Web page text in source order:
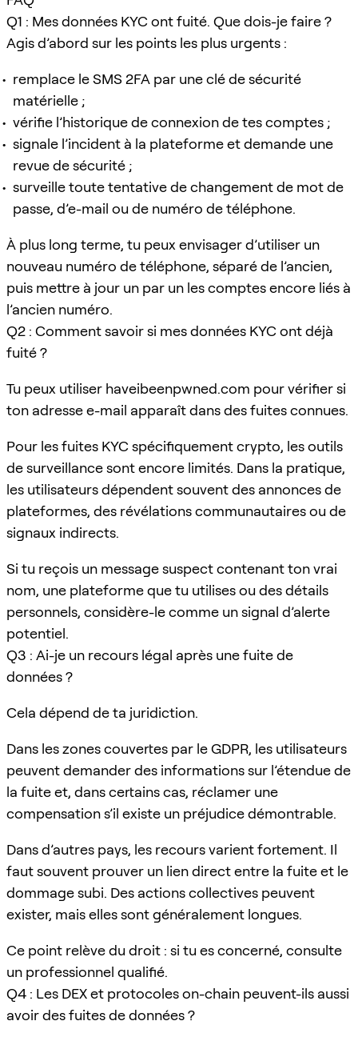
Q1 : Mes données KYC ont fuité. Que dois-je faire ?
Agis d’abord sur les points les plus urgents :
remplace le SMS 2FA par une clé de sécurité
matérielle ;
vérifie l’historique de connexion de tes comptes ;
signale l’incident à la plateforme et demande une
revue de sécurité ;
surveille toute tentative de changement de mot de
passe, d’e-mail ou de numéro de téléphone.
À plus long terme, tu peux envisager d’utiliser un
nouveau numéro de téléphone, séparé de l’ancien,
puis mettre à jour un par un les comptes encore liés à
l’ancien numéro.
Q2 : Comment savoir si mes données KYC ont déjà
fuité ?
Tu peux utiliser haveibeenpwned.com pour vérifier si
ton adresse e-mail apparaît dans des fuites connues.
Pour les fuites KYC spécifiquement crypto, les outils
de surveillance sont encore limités. Dans la pratique,
les utilisateurs dépendent souvent des annonces de
plateformes, des révélations communautaires ou de
signaux indirects.
Si tu reçois un message suspect contenant ton vrai
nom, une plateforme que tu utilises ou des détails
personnels, considère-le comme un signal d’alerte
potentiel.
Q3 : Ai-je un recours légal après une fuite de
données ?
Cela dépend de ta juridiction.
Dans les zones couvertes par le GDPR, les utilisateurs
peuvent demander des informations sur l’étendue de
la fuite et, dans certains cas, réclamer une
compensation s’il existe un préjudice démontrable.
Dans d’autres pays, les recours varient fortement. Il
faut souvent prouver un lien direct entre la fuite et le
dommage subi. Des actions collectives peuvent
exister, mais elles sont généralement longues.
Ce point relève du droit : si tu es concerné, consulte
un professionnel qualifié.
Q4 : Les DEX et protocoles on-chain peuvent-ils aussi
avoir des fuites de données ?